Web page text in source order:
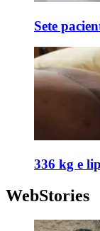
Sete
336 kg e
WebStories